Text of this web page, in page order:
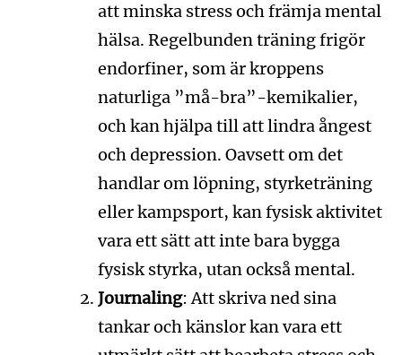
att minska stress och främja mental
hälsa. Regelbunden träning frigör
endorfiner, som är kroppens
naturliga ”må-bra”-kemikalier,
och kan hjälpa till att lindra ångest
och depression. Oavsett om det
handlar om löpning, styrketräning
eller kampsport, kan fysisk aktivitet
vara ett sätt att inte bara bygga
fysisk styrka, utan också mental.
Journaling: Att skriva ned sina
tankar och känslor kan vara ett